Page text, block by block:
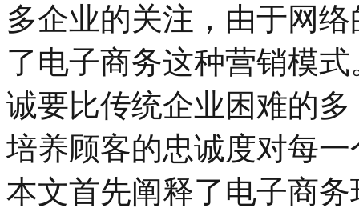
多企业的关注，由于网
了电子商务这种营销模
诚要比传统企业困难的
培养顾客的忠诚度对每
本文首先阐释了电子商